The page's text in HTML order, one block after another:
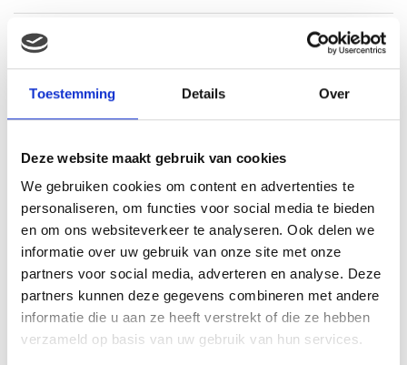
Toestemming Details Over
Deze website maakt gebruik van cookies
We gebruiken cookies om content en advertenties te
personaliseren, om functies voor social media te bieden
en om ons websiteverkeer te analyseren. Ook delen we
informatie over uw gebruik van onze site met onze
partners voor social media, adverteren en analyse. Deze
partners kunnen deze gegevens combineren met andere
informatie die u aan ze heeft verstrekt of die ze hebben
verzameld op basis van uw gebruik van hun services.
Gerelateerde producten
Hasbro Feed me babies
fur real: burpsie bear Nattou Cappuccino knuffel
ezel